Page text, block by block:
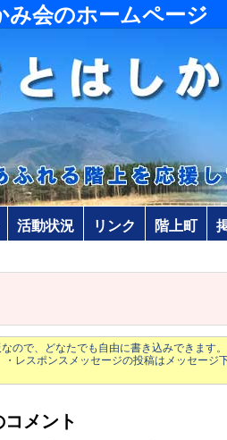
み会のホームページ
活動状況 リンク 階上町
ので、どなたでも自由に書き込みできます
・レスポンスメッセージの投稿はメッセージ
メント